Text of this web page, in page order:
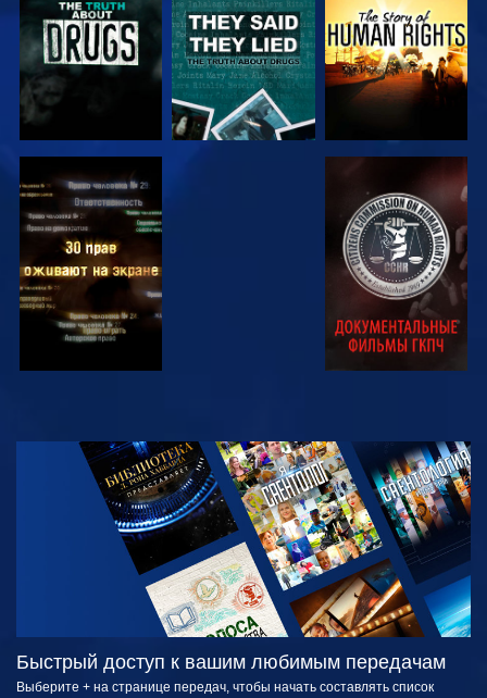
СМОТРЕТЬ СМОТРЕТЬ
СМОТРЕТЬ
СМОТРЕТЬ
ПЕРЕДАЧИ
Быстрый доступ к вашим любимым передачам
Выберите + на странице передач, чтобы начать составлять список